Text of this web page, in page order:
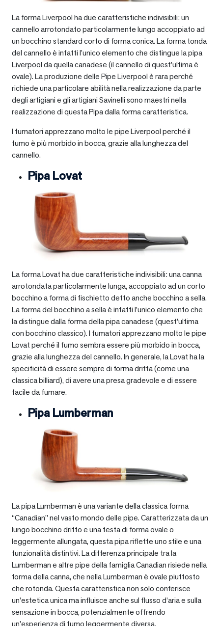
La forma Liverpool ha due caratteristiche indivisibili: un
cannello arrotondato particolarmente lungo accoppiato ad
un bocchino standard corto di forma conica. La forma tonda
del cannello è infatti l’unico elemento che distingue la pipa
Liverpool da quella canadese (il cannello di quest’ultima è
ovale). La produzione delle Pipe Liverpool è rara perché
richiede una particolare abilità nella realizzazione da parte
degli artigiani e gli artigiani Savinelli sono maestri nella
realizzazione di questa Pipa dalla forma caratteristica.
I fumatori apprezzano molto le pipe Liverpool perché il
fumo è più morbido in bocca, grazie alla lunghezza del
cannello.
Pipa Lovat
La forma Lovat ha due caratteristiche indivisibili: una canna
arrotondata particolarmente lunga, accoppiato ad un corto
bocchino a forma di fischietto detto anche bocchino a sella.
La forma del bocchino a sella è infatti l’unico elemento che
la distingue dalla forma della pipa canadese (quest’ultima
con bocchino classico). I fumatori apprezzano molto le pipe
Lovat perché il fumo sembra essere più morbido in bocca,
grazie alla lunghezza del cannello. In generale, la Lovat ha la
specificità di essere sempre di forma dritta (come una
classica billiard), di avere una presa gradevole e di essere
facile da fumare.
Pipa Lumberman
La pipa Lumberman è una variante della classica forma
“Canadian” nel vasto mondo delle pipe. Caratterizzata da un
lungo bocchino dritto e una testa di forma ovale o
leggermente allungata, questa pipa riflette uno stile e una
funzionalità distintivi. La differenza principale tra la
Lumberman e altre pipe della famiglia Canadian risiede nella
forma della canna, che nella Lumberman è ovale piuttosto
che rotonda. Questa caratteristica non solo conferisce
un’estetica unica ma influisce anche sul flusso d’aria e sulla
sensazione in bocca, potenzialmente offrendo
un’esperienza di fumo leggermente diversa.